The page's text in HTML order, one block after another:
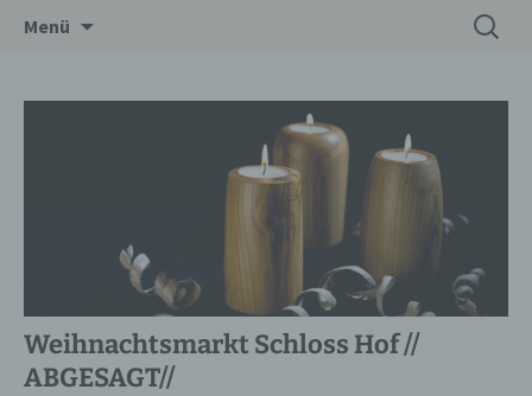
Drechslerei Spitzbart
Menü
Suchen
nach:
Weihnachtsmarkt Schloss Hof //
ABGESAGT//